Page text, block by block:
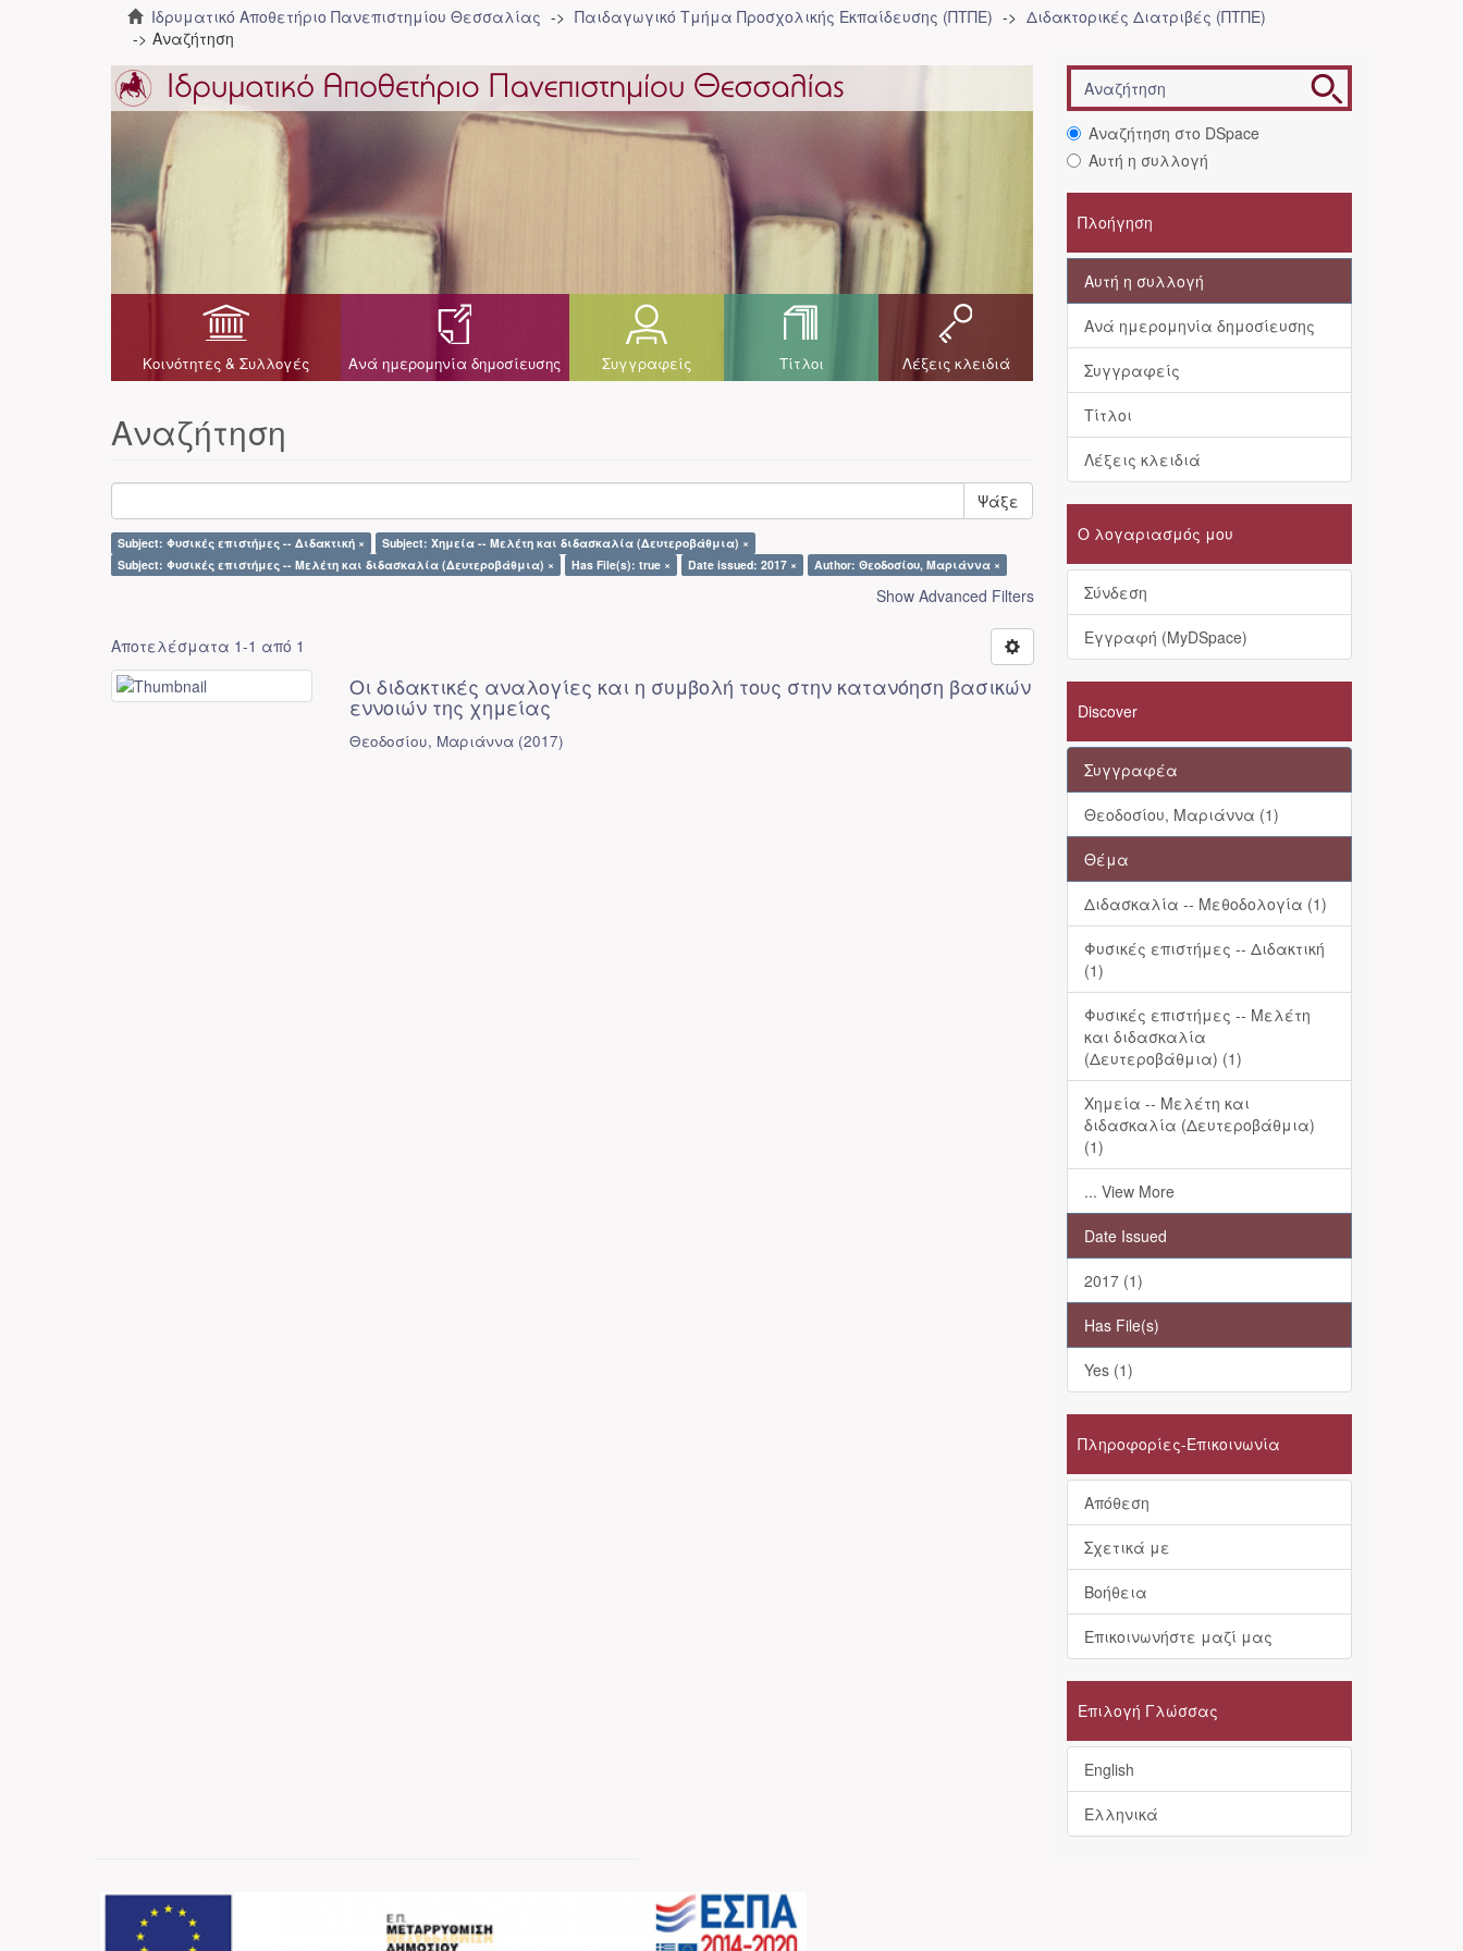
Ιδρυματικό Αποθετήριο Πανεπιστημίου Θεσσαλίας Παιδαγωγικό Τμήμα Προσχολικής Eκπαίδευσης (ΠΤΠΕ)
Διδακτορικές Διατριβές (ΠΤΠΕ)
Αναζήτηση
Κοινότητες & Συλλογές Ανά ημερομηνία δημοσίευσης Συγγραφείς Τίτλοι Λέξεις κλειδιά
Αναζήτηση
Ψάξε
Subject: Φυσικές επιστήμες -- Διδακτική ×
Subject: Χημεία -- Μελέτη και διδασκαλία (Δευτεροβάθμια) ×
Subject: Φυσικές επιστήμες -- Μελέτη και διδασκαλία (Δευτεροβάθμια) ×
Has File(s): true × Date issued: 2017 × Author: Θεοδοσίου, Μαριάννα ×
Show Advanced Filters
Αποτελέσματα 1-1 από 1
Οι διδακτικές αναλογίες και η συμβολή τους στην κατανόηση βασικών
εννοιών της χημείας
Θεοδοσίου, Μαριάννα (2017)
Αναζήτηση στο DSpace
Αυτή η συλλογή
Πλοήγηση
Αυτή η συλλογή
Ανά ημερομηνία δημοσίευσης
Συγγραφείς
Τίτλοι
Λέξεις κλειδιά
Ο λογαριασμός μου
Σύνδεση
Εγγραφή (MyDSpace)
Discover
Συγγραφέα
Θεοδοσίου, Μαριάννα (1)
Θέμα
Διδασκαλία -- Μεθοδολογία (1)
Φυσικές επιστήμες -- Διδακτική
(1)
Φυσικές επιστήμες -- Μελέτη
και διδασκαλία
(Δευτεροβάθμια) (1)
Χημεία -- Μελέτη και
διδασκαλία (Δευτεροβάθμια)
(1)
... View More
Date Issued
2017 (1)
Has File(s)
Yes (1)
Πληροφορίες-Επικοινωνία
Απόθεση
Σχετικά με
Βοήθεια
Επικοινωνήστε μαζί μας
Επιλογή Γλώσσας
English
Ελληνικά